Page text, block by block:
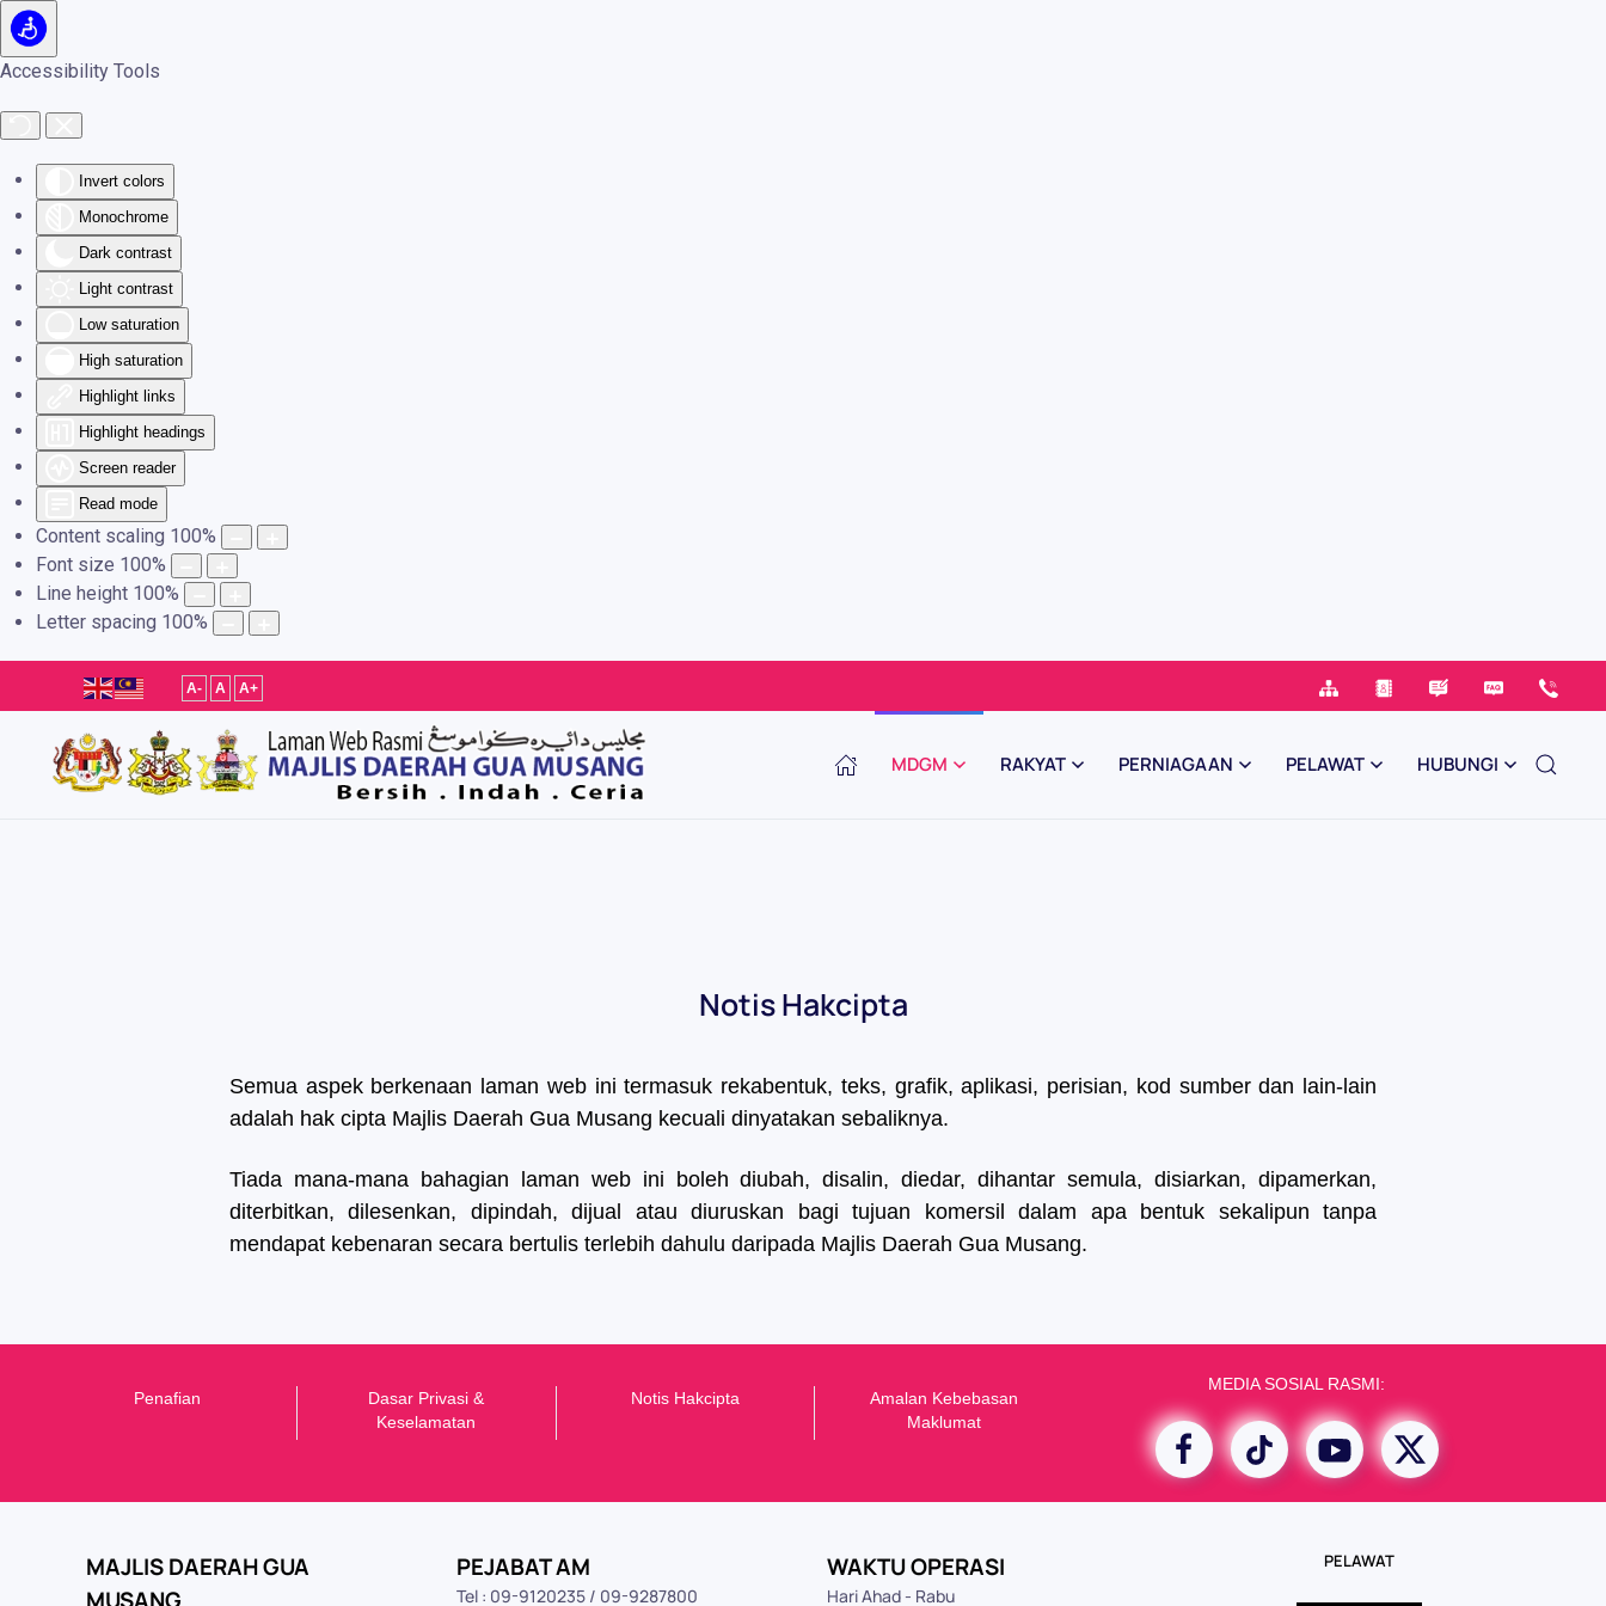
Accessibility Tools
Invert colors
Monochrome
Dark contrast
Light contrast
Low saturation
High saturation
Highlight links
Highlight headings
Screen reader
Read mode
Content scaling 100%
Font size 100%
Line height 100%
Letter spacing 100%
Skip to main content
A- A A+
MDGM RAKYAT PERNIAGAAN PELAWAT HUBUNGI
Notis Hakcipta
Semua aspek berkenaan laman web ini termasuk rekabentuk, teks, grafik, aplikasi, perisian, kod sumber dan lain-lain
adalah hak cipta Majlis Daerah Gua Musang kecuali dinyatakan sebaliknya.
Tiada mana-mana bahagian laman web ini boleh diubah, disalin, diedar, dihantar semula, disiarkan, dipamerkan,
diterbitkan, dilesenkan, dipindah, dijual atau diuruskan bagi tujuan komersil dalam apa bentuk sekalipun tanpa
mendapat kebenaran secara bertulis terlebih dahulu daripada Majlis Daerah Gua Musang.
Penafian
Dasar Privasi &
Keselamatan
Notis Hakcipta
Amalan Kebebasan
Maklumat
MEDIA SOSIAL RASMI:
MAJLIS DAERAH GUA
PEJABAT AM
Tel : 09-9120235 / 09-9287800
WAKTU OPERASI
Hari Ahad - Rabu
PELAWAT